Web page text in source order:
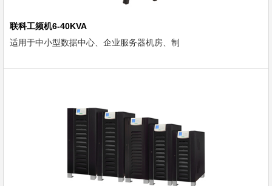
联科工频机6-40KVA
适用于中小型数据中心、企业服务器机房、制